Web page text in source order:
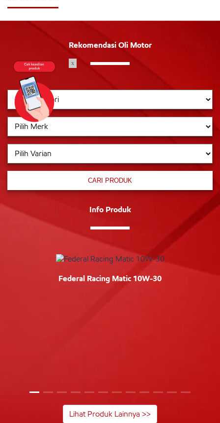
Rekomendasi Oli Motor
CARI PRODUK
Info Produk
Federal Racing Matic 10W-30
Lihat Produk Lainnya >>
x